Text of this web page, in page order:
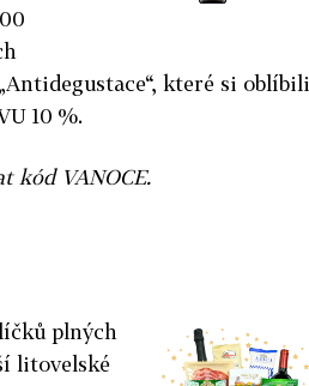
které si oblíbili
10 %.
kód VANOCE.
plných
litovelské